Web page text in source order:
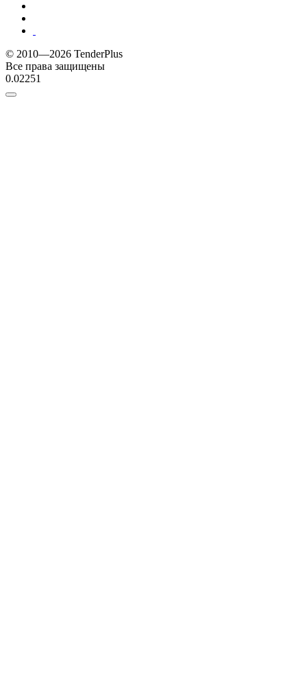
© 2010—2026 TenderPlus
Все права защищены
0.02251